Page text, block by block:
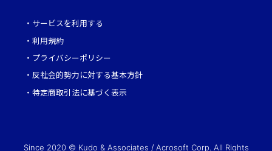
・ サービスを利用する
・ 利用規約
・ プライバシーポリシー
・ 反社会的勢力に対する基本方針
・ 特定商取引法に基づく表示
Since 2020 © Kudo & Associates / Acrosoft Corp. All Rights